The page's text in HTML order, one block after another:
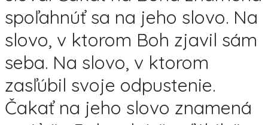
spoľahnúť sa na jeho slovo. Na
slovo, v ktorom Boh zjavil sám
seba. Na slovo, v ktorom
zasľúbil svoje odpustenie.
Čakať na jeho slovo znamená